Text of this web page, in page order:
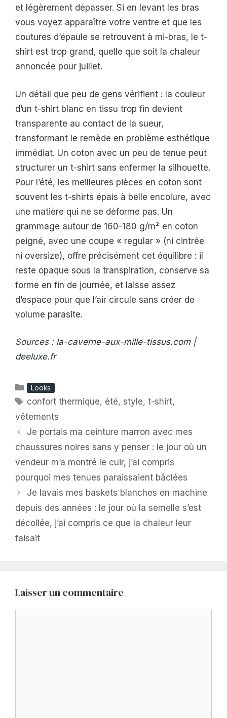
et légèrement dépasser. Si en levant les bras
vous voyez apparaître votre ventre et que les
coutures d’épaule se retrouvent à mi-bras, le t-
shirt est trop grand, quelle que soit la chaleur
annoncée pour juillet.
Un détail que peu de gens vérifient : la couleur
d’un t-shirt blanc en tissu trop fin devient
transparente au contact de la sueur,
transformant le remède en problème esthétique
immédiat. Un coton avec un peu de tenue peut
structurer un t-shirt sans enfermer la silhouette.
Pour l’été, les meilleures pièces en coton sont
souvent les t-shirts épais à belle encolure, avec
une matière qui ne se déforme pas. Un
grammage autour de 160-180 g/m² en coton
peigné, avec une coupe « regular » (ni cintrée
ni oversize), offre précisément cet équilibre : il
reste opaque sous la transpiration, conserve sa
forme en fin de journée, et laisse assez
d’espace pour que l’air circule sans créer de
volume parasite.
Sources : la-caverne-aux-mille-tissus.com|
deeluxe.fr
Catégories
Looks
Étiquettes
confort thermique, été, style,t-shirt,
vêtements
Je portais ma ceinture marron avec mes
chaussures noires sans y penser : le jour où un
vendeur m’a montré le cuir, j’ai compris
pourquoi mes tenues paraissaient bâclées
Je lavais mes baskets blanches en machine
depuis des années : le jour où la semelle s’est
décollée, j’ai compris ce que la chaleur leur
faisait
Laisser un commentaire